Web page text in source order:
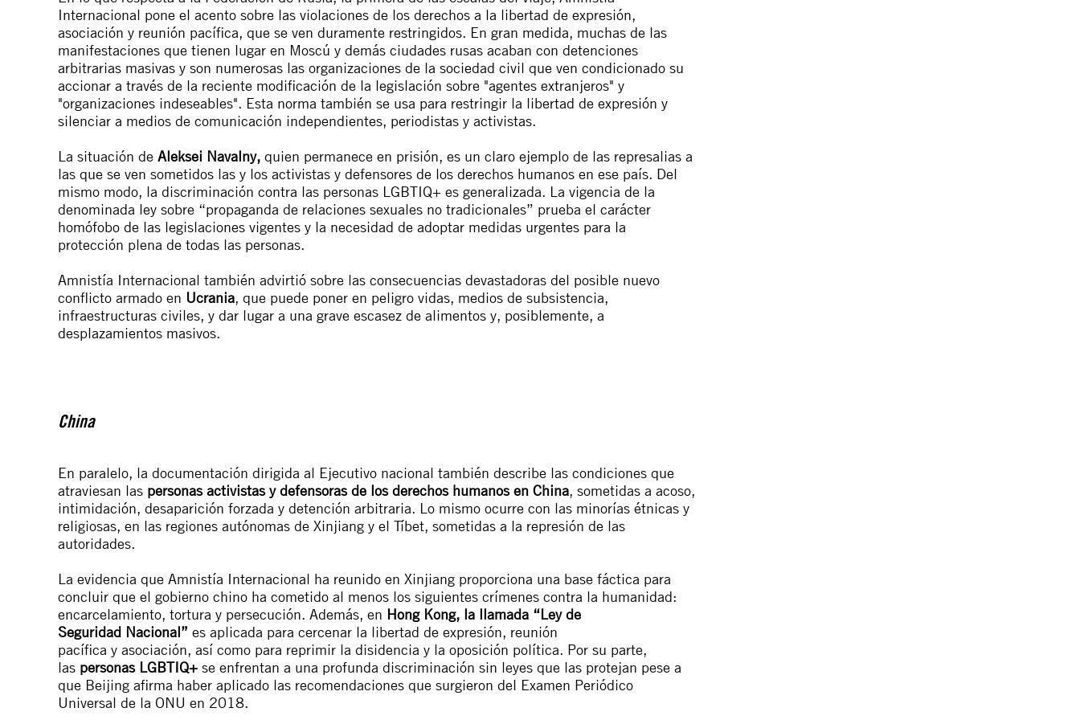
Internacional pone el acento sobre las violaciones de los derechos a la libertad de expresión,
asociación y reunión pacífica, que se ven duramente restringidos. En gran medida, muchas de las
manifestaciones que tienen lugar en Moscú y demás ciudades rusas acaban con detenciones
arbitrarias masivas y son numerosas las organizaciones de la sociedad civil que ven condicionado su
accionar a través de la reciente modificación de la legislación sobre "agentes extranjeros" y
"organizaciones indeseables". Esta norma también se usa para restringir la libertad de expresión y
silenciar a medios de comunicación independientes, periodistas y activistas.
La situación de Aleksei Navalny, quien permanece en prisión, es un claro ejemplo de las represalias a
las que se ven sometidos las y los activistas y defensores de los derechos humanos en ese país. Del
mismo modo, la discriminación contra las personas LGBTIQ+ es generalizada. La vigencia de la
denominada ley sobre “propaganda de relaciones sexuales no tradicionales” prueba el carácter
homófobo de las legislaciones vigentes y la necesidad de adoptar medidas urgentes para la
protección plena de todas las personas.
Amnistía Internacional también advirtió sobre las consecuencias devastadoras del posible nuevo
conflicto armado en Ucrania, que puede poner en peligro vidas, medios de subsistencia,
infraestructuras civiles, y dar lugar a una grave escasez de alimentos y, posiblemente, a
desplazamientos masivos.
China
En paralelo, la documentación dirigida al Ejecutivo nacional también describe las condiciones que
atraviesan las personas activistas y defensoras de los derechos humanos en China, sometidas a acoso,
intimidación, desaparición forzada y detención arbitraria. Lo mismo ocurre con las minorías étnicas y
religiosas, en las regiones autónomas de Xinjiang y el Tíbet, sometidas a la represión de las
autoridades.
La evidencia que Amnistía Internacional ha reunido en Xinjiang proporciona una base fáctica para
concluir que el gobierno chino ha cometido al menos los siguientes crímenes contra la humanidad:
encarcelamiento, tortura y persecución. Además, en Hong Kong, la llamada “Ley de
Seguridad Nacional” es aplicada para cercenar la libertad de expresión, reunión
pacífica y asociación, así como para reprimir la disidencia y la oposición política. Por su parte,
las personas LGBTIQ+ se enfrentan a una profunda discriminación sin leyes que las protejan pese a
que Beijing afirma haber aplicado las recomendaciones que surgieron del Examen Periódico
Universal de la ONU en 2018.